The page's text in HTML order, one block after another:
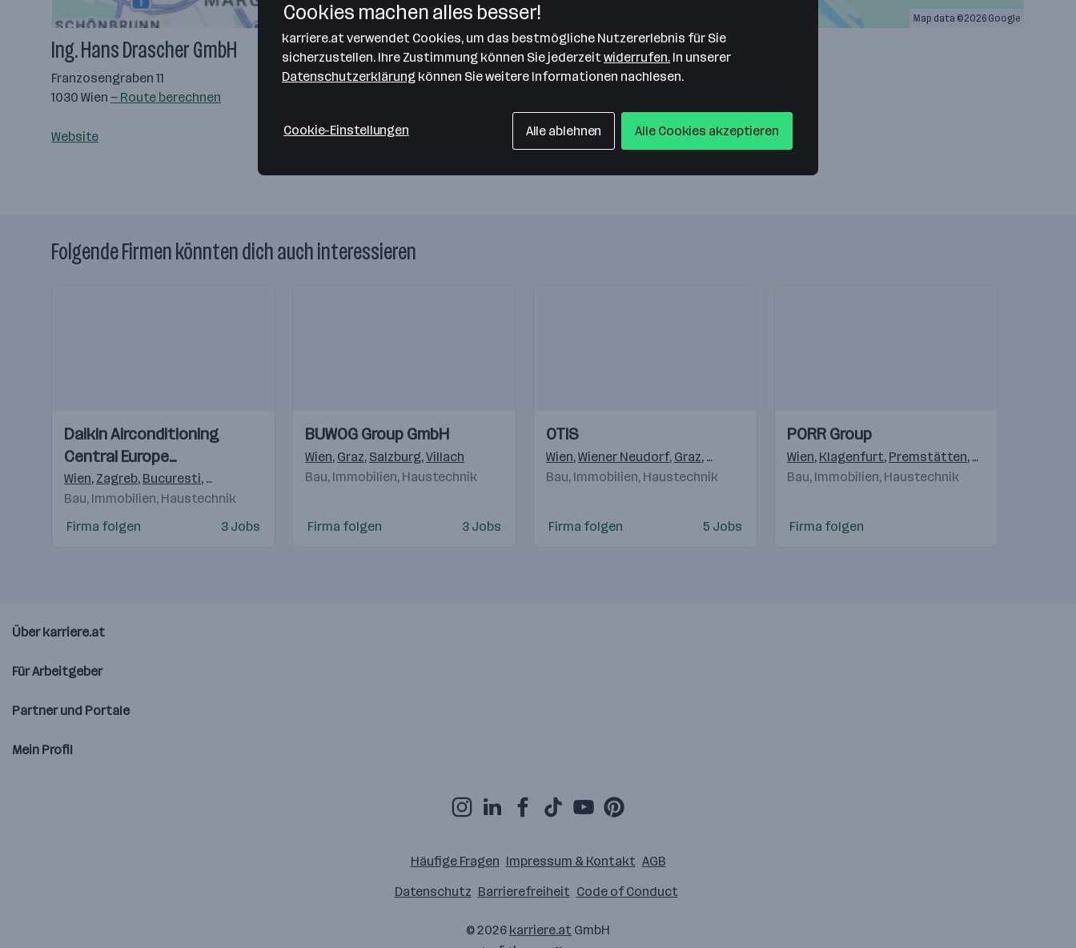
Map data ©2026 Google
Ing. Hans Drascher GmbH
Franzosengraben 11
1030 Wien — Route berechnen
Website
Folgende Firmen könnten dich auch interessieren
Videos
Einblicke
Einblicke
Daikin Airconditioning
Central Europe
HandelsgmbH
Wien, Zagreb, Bucuresti, Budapest Praha 4-Michle,Bratislava,Warschau
Beograd
Bau, Immobilien, Haustechnik
Firma folgen
3 Jobs
Videos
Einblicke
Einblicke
BUWOG Group GmbH
Wien, Graz, Salzburg,Villach
Bau, Immobilien, Haustechnik
Firma folgen 3 Jobs
Videos
Einblicke
Einblicke
OTIS
Wien,Wiener Neudorf, Graz, Klagenfurt Linz,Bergheim,Innsbruck,Dornbirn
Bau, Immobilien, Haustechnik
Firma folgen 5 Jobs
Videos
Einblicke
Einblicke
PORR Group
Wien, Klagenfurt, Premstätten, Salzburg
Bau, Immobilien, Haustechnik
Firma folgen
Über karriere.at
Für Arbeitgeber
Partner und Portale
Mein Profil
Häufige Fragen Impressum & Kontakt AGB
Datenschutz Barrierefreiheit Code of Conduct
© 2026 karriere.at GmbH
Cookies machen alles besser!
karriere.at verwendet Cookies, um das bestmögliche Nutzererlebnis für Sie
sicherzustellen. Ihre Zustimmung können Sie jederzeit widerrufen. In unserer
Datenschutzerklärung können Sie weitere Informationen nachlesen.
Cookie-Einstellungen Alle ablehnen Alle Cookies akzeptieren